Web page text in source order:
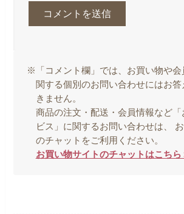
※「コメント欄」では、お買い物や会
関する個別のお問い合わせにはお
きません。
商品の注文・配送・会員情報など
ビス」に関するお問い合わせは、
のチャットをご利用ください。
お買い物サイトのチャットはこちら